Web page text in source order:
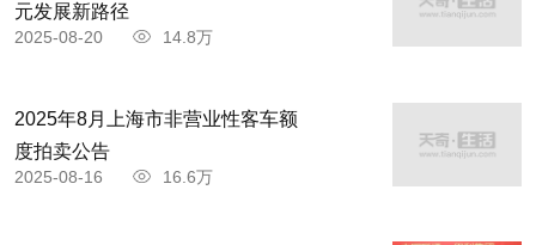
元发展新路径
2025-08-20 14.8万
2025年8月上海市非营业性客车额
度拍卖公告
2025-08-16 16.6万